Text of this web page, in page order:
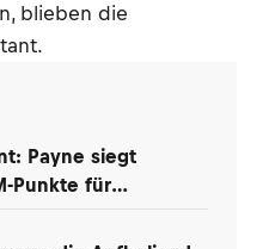
blieben die
Payne siegt
Punkte für